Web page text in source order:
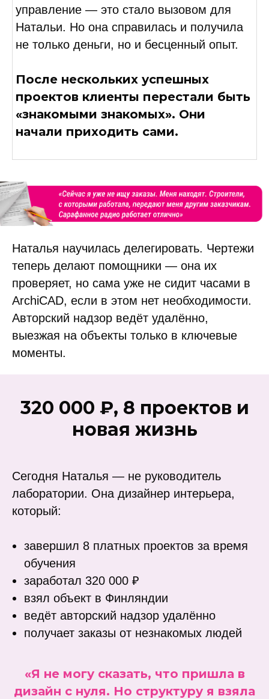
управление — это стало вызовом для
Натальи. Но она справилась и получила
не только деньги, но и бесценный опыт.
После нескольких успешных
проектов клиенты перестали быть
«знакомыми знакомых». Они
начали приходить сами.
Наталья научилась делегировать. Чертежи
теперь делают помощники — она их
проверяет, но сама уже не сидит часами в
ArchiCAD, если в этом нет необходимости.
Авторский надзор ведёт удалённо,
выезжая на объекты только в ключевые
моменты.
320 000 ₽, 8 проектов и
новая жизнь
Сегодня Наталья — не руководитель
лаборатории. Она дизайнер интерьера,
который:
завершил 8 платных проектов за время
обучения
заработал 320 000 ₽
взял объект в Финляндии
ведёт авторский надзор удалённо
получает заказы от незнакомых людей
«Я не могу сказать, что пришла в
дизайн с нуля. Но структуру я взяла